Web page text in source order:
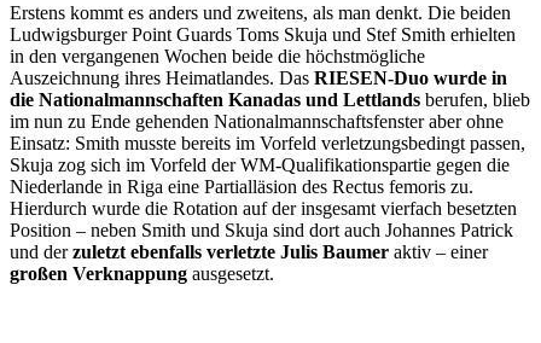
Erstens kommt es anders und zweitens, als man denkt. Die beiden
Ludwigsburger Point Guards Toms Skuja und Stef Smith erhielten
in den vergangenen Wochen beide die höchstmögliche
Auszeichnung ihres Heimatlandes. Das RIESEN-Duo wurde in
die Nationalmannschaften Kanadas und Lettlands berufen, blieb
im nun zu Ende gehenden Nationalmannschaftsfenster aber ohne
Einsatz: Smith musste bereits im Vorfeld verletzungsbedingt passen,
Skuja zog sich im Vorfeld der WM-Qualifikationspartie gegen die
Niederlande in Riga eine Partialläsion des Rectus femoris zu.
Hierdurch wurde die Rotation auf der insgesamt vierfach besetzten
Position – neben Smith und Skuja sind dort auch Johannes Patrick
und derzuletzt ebenfalls verletzte Julis Baumer aktiv – einer
großen Verknappung ausgesetzt.